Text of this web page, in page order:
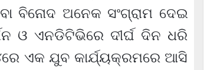
ବିନୋଦ ଅନେକ ସଂଗ୍ରାମ ଦେଇ
ଓ ଏନଡିଟିଭିରେ ଦୀର୍ଘ ଦିନ ଧରି
ଏକ ଯୁବ କାର୍ଯ୍ୟକ୍ରମରେ ଆସି